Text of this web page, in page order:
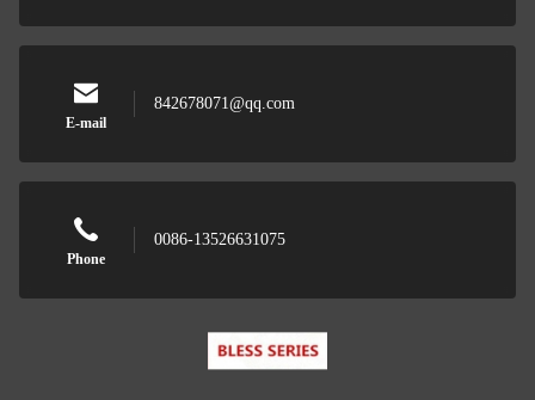
E-mail
842678071@qq.com
Phone
0086-13526631075